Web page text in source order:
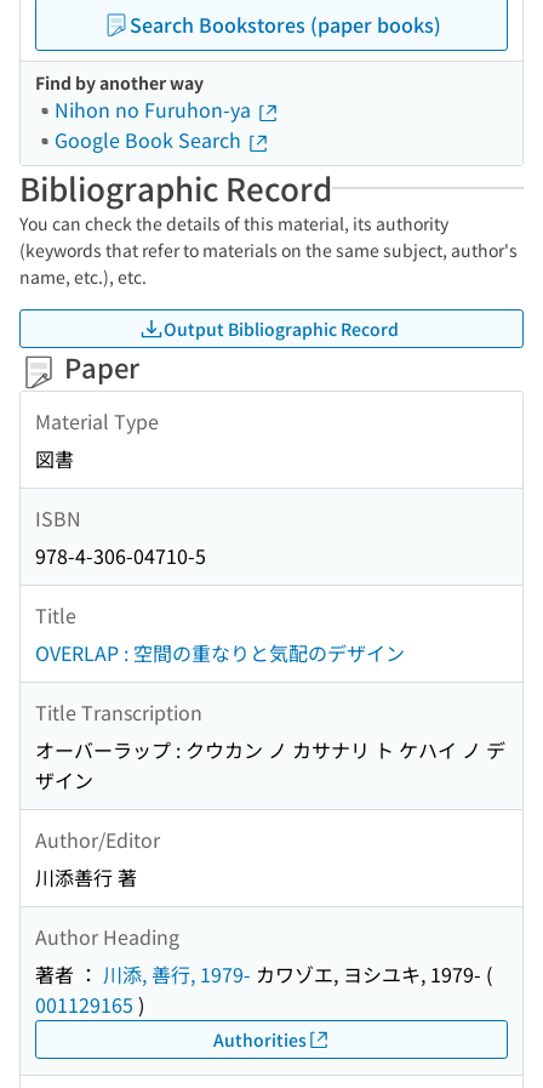
Search Bookstores (paper books)
Find by another way
Nihon no Furuhon-ya
Google Book Search
Bibliographic Record
You can check the details of this material, its authority
(keywords that refer to materials on the same subject, author's
name, etc.), etc.
Output Bibliographic Record
Paper
Material Type
図書
ISBN
978-4-306-04710-5
Title
OVERLAP : 空間の重なりと気配のデザイン
Title Transcription
オーバーラップ : クウカン ノ カサナリ ト ケハイ ノ デ
ザイン
Author/Editor
川添善行 著
Author Heading
著者 ： 川添, 善行, 1979- カワゾエ, ヨシユキ, 1979- (
001129165 )
Authorities